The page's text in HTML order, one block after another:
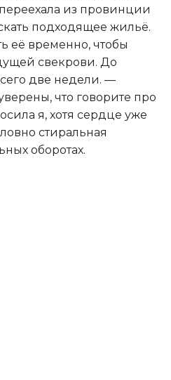
из провинции
подходящее жильё.
её временно, чтобы
свекрови. До
две недели. —
что говорите про
я, хотя сердце уже
стиральная
оборотах.